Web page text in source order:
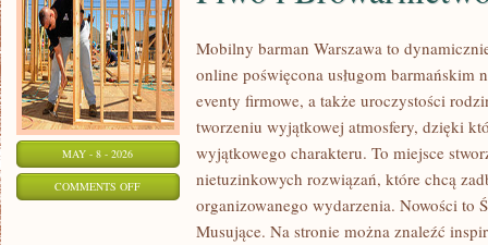
MAY - 8 - 2026
COMMENTS OFFON
Mobilny barman Warszawa to
online poświęcona usługom barmańskim
eventy firmowe, a także uroczystości
tworzeniu wyjątkowej atmosfery, dzięki
wyjątkowego charakteru. To miejsce
nietuzinkowych rozwiązań, które chcą
organizowanego wydarzenia. Nowości to
Musujące. Na stronie można znaleźć